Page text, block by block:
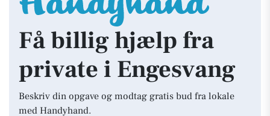
Få billig hjælp fra
private i Engesvang
Beskriv din opgave og modtag gratis bud fra lokale
med Handyhand.